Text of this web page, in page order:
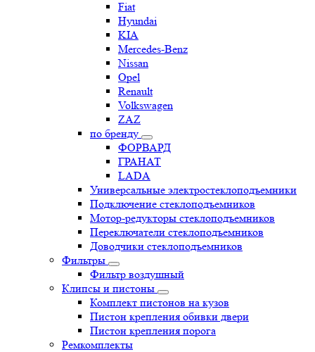
Fiat
Hyundai
KIA
Mercedes-Benz
Nissan
Opel
Renault
Volkswagen
ZAZ
по бренду
ФОРВАРД
ГРАНАТ
LADA
Универсальные электростеклоподъемники
Подключение стеклоподъемников
Мотор-редукторы стеклоподъемников
Переключатели стеклоподъемников
Доводчики стеклоподъемников
Фильтры
Фильтр воздушный
Клипсы и пистоны
Комплект пистонов на кузов
Пистон крепления обивки двери
Пистон крепления порога
Ремкомплекты